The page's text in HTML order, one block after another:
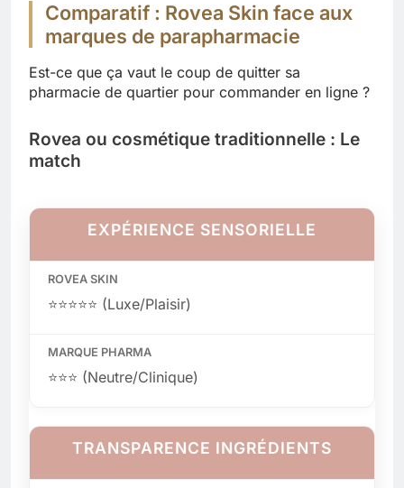
Comparatif : Rovea Skin face aux
marques de parapharmacie
Est-ce que ça vaut le coup de quitter sa
pharmacie de quartier pour commander en ligne ?
Rovea ou cosmétique traditionnelle : Le
match
EXPÉRIENCE SENSORIELLE
⭐⭐⭐⭐⭐ (Luxe/Plaisir)
⭐⭐⭐ (Neutre/Clinique)
TRANSPARENCE INGRÉDIENTS